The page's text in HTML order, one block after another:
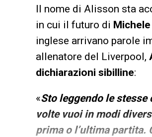
Il nome di Alisson sta
in cui il futuro di
inglese arrivano parole
allenatore del Liverpool,
dichiarazioni sibilline:
«Sto leggendo le stesse
volte vuoi in modi
prima o l’ultima partita.